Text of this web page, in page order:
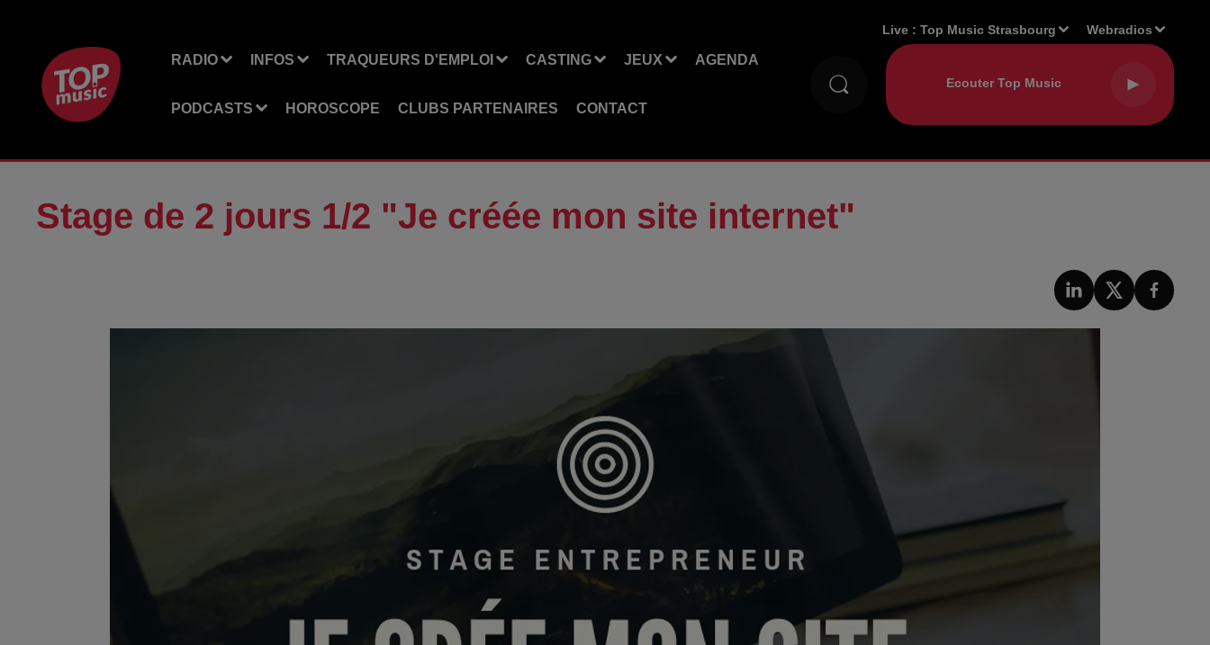
RADIO INFOS TRAQUEURS D'EMPLOI CASTING JEUX AGENDA
PODCASTS HOROSCOPE CLUBS PARTENAIRES CONTACT
Live :Top Music Strasbourg Webradios
Stage de 2 jours 1/2 "Je créée mon site internet"